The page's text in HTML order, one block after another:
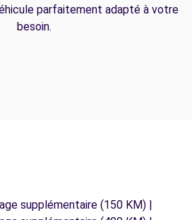
parfaitement adapté à votre
besoin.
supplémentaire (150 KM) |